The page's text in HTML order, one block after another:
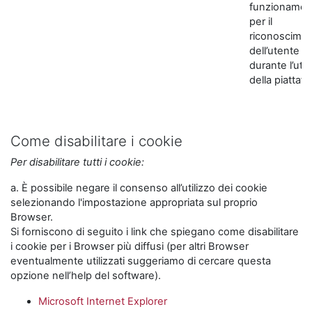
per il
dell’utente
durante
della
Come disabilitare i cookie
Per disabilitare tutti i cookie:
a. È possibile negare il consenso all’utilizzo dei cookie
selezionando l'impostazione appropriata sul proprio
Browser.
Si forniscono di seguito i link che spiegano come disabilitare
i cookie per i Browser più diffusi (per altri Browser
eventualmente utilizzati suggeriamo di cercare questa
opzione nell’help del software).
Microsoft Internet Explorer